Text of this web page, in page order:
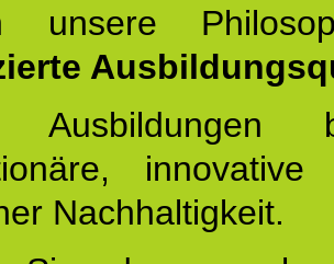
unsere
Ausbildungen
innovative
Nachhaltigkeit.